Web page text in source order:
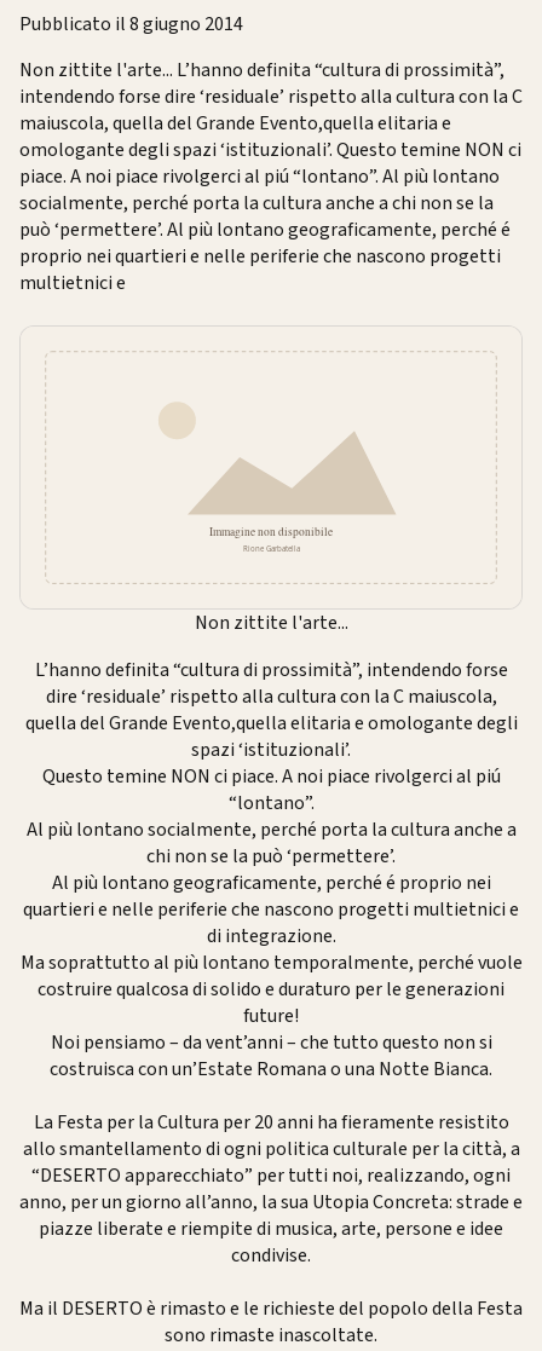
Pubblicato il 8 giugno 2014
Non zittite l'arte... L’hanno definita “cultura di prossimità”,
intendendo forse dire ‘residuale’ rispetto alla cultura con la C
maiuscola, quella del Grande Evento,quella elitaria e
omologante degli spazi ‘istituzionali’. Questo temine NON ci
piace. A noi piace rivolgerci al piú “lontano”. Al più lontano
socialmente, perché porta la cultura anche a chi non se la
può ‘permettere’. Al più lontano geograficamente, perché é
proprio nei quartieri e nelle periferie che nascono progetti
multietnici e
Non zittite l'arte...
L’hanno definita “cultura di prossimità”, intendendo forse
dire ‘residuale’ rispetto alla cultura con la C maiuscola,
quella del Grande Evento,quella elitaria e omologante degli
spazi ‘istituzionali’.
Questo temine NON ci piace. A noi piace rivolgerci al piú
“lontano”.
Al più lontano socialmente, perché porta la cultura anche a
chi non se la può ‘permettere’.
Al più lontano geograficamente, perché é proprio nei
quartieri e nelle periferie che nascono progetti multietnici e
di integrazione.
Ma soprattutto al più lontano temporalmente, perché vuole
costruire qualcosa di solido e duraturo per le generazioni
future!
Noi pensiamo – da vent’anni – che tutto questo non si
costruisca con un’Estate Romana o una Notte Bianca.
La Festa per la Cultura per 20 anni ha fieramente resistito
allo smantellamento di ogni politica culturale per la città, a
“DESERTO apparecchiato” per tutti noi, realizzando, ogni
anno, per un giorno all’anno, la sua Utopia Concreta: strade e
piazze liberate e riempite di musica, arte, persone e idee
condivise.
Ma il DESERTO è rimasto e le richieste del popolo della Festa
sono rimaste inascoltate.